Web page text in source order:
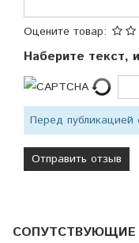
Оцените товар:
Наберите текст,
Перед
CОПУТСТВУЮЩИЕ